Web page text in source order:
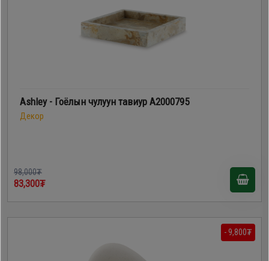
Ashley - Гоёлын чулуун тавиур A2000795
Декор
98,000₮
83,300₮
- 9,800₮